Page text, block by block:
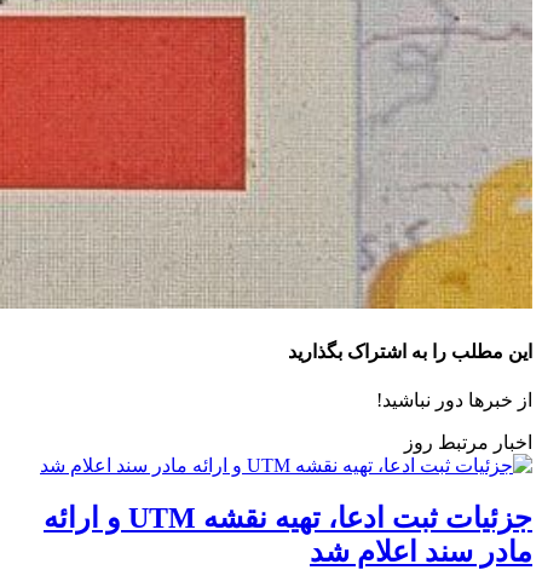
این مطلب را به اشتراک بگذارید
از خبرها دور نباشید!
اخبار مرتبط روز
جزئیات ثبت ادعا، تهیه نقشه UTM و ارائه
مادر سند اعلام شد